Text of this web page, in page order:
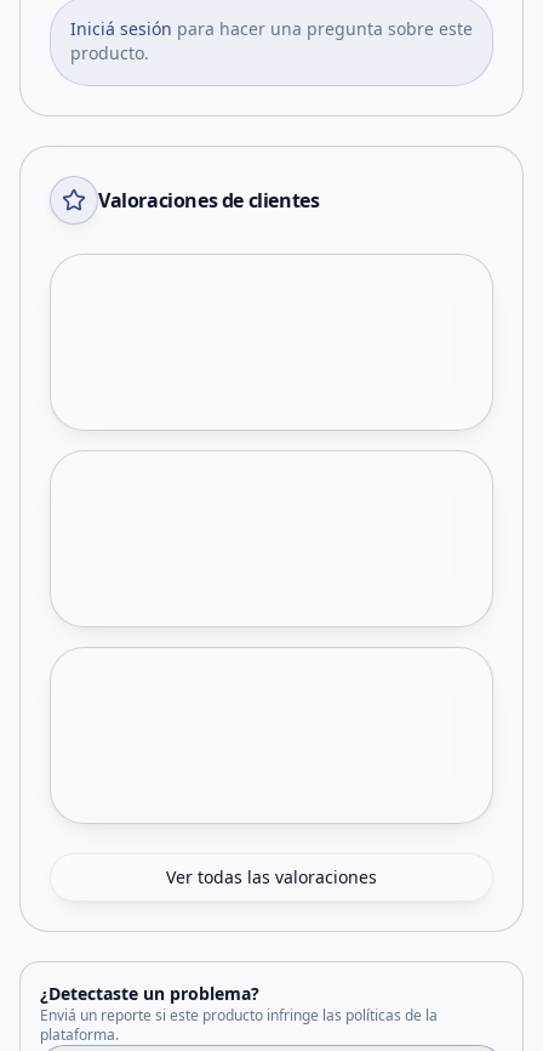
Iniciá sesión para hacer una pregunta sobre este
producto.
Valoraciones de clientes
Ver todas las valoraciones
¿Detectaste un problema?
Enviá un reporte si este producto infringe las políticas de la
plataforma.